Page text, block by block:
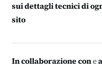
sui dettagli tecnici di
sito
In collaborazione cone